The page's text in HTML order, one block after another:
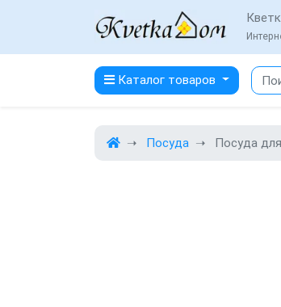
Каталог товаров
Посуда Посуда